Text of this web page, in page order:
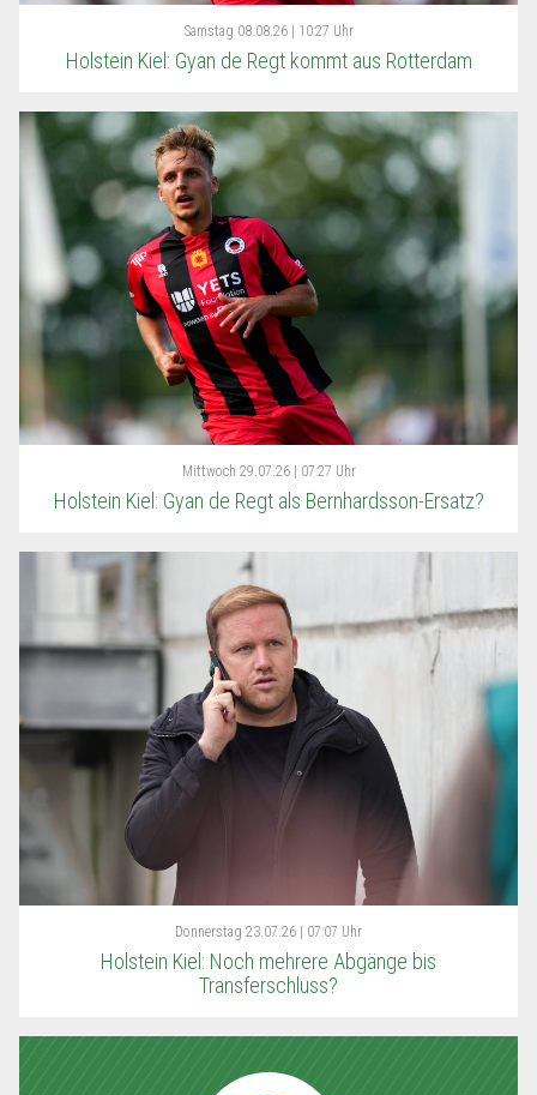
Samstag 08.08.26 | 10:27 Uhr
Holstein Kiel: Gyan de Regt kommt aus Rotterdam
Mittwoch 29.07.26 | 07:27 Uhr
Holstein Kiel: Gyan de Regt als Bernhardsson-Ersatz?
Donnerstag 23.07.26 | 07:07 Uhr
Holstein Kiel: Noch mehrere Abgänge bis
Transferschluss?